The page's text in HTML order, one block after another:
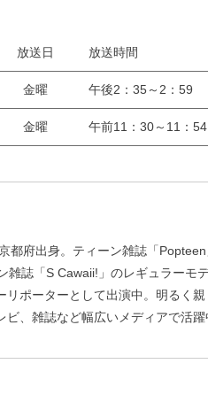
放送日 放送時間
金曜 午後2：35～2：59
金曜 午前11：30～11：54
都府出身。ティーン雑誌「Popteen
雑誌「S Cawaii!」のレギュラーモ
リポーターとして出演中。明るく
、雑誌など幅広いメディアで活躍